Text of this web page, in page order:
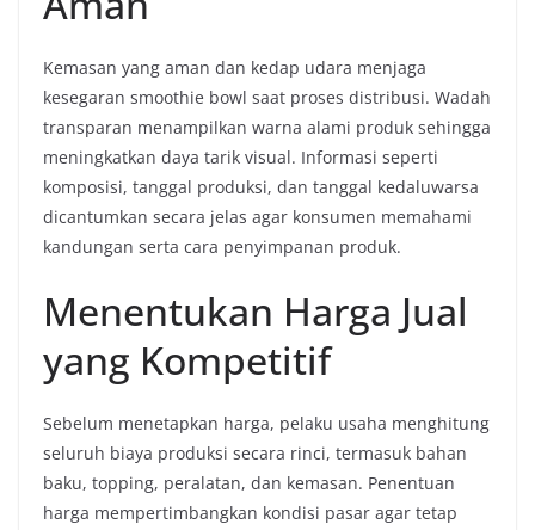
Kemasan yang aman dan kedap udara menjaga
kesegaran smoothie bowl saat proses distribusi. Wadah
transparan menampilkan warna alami produk sehingga
meningkatkan daya tarik visual. Informasi seperti
komposisi, tanggal produksi, dan tanggal kedaluwarsa
dicantumkan secara jelas agar konsumen memahami
kandungan serta cara penyimpanan produk.
Menentukan Harga Jual
yang Kompetitif
Sebelum menetapkan harga, pelaku usaha menghitung
seluruh biaya produksi secara rinci, termasuk bahan
baku, topping, peralatan, dan kemasan. Penentuan
harga mempertimbangkan kondisi pasar agar tetap